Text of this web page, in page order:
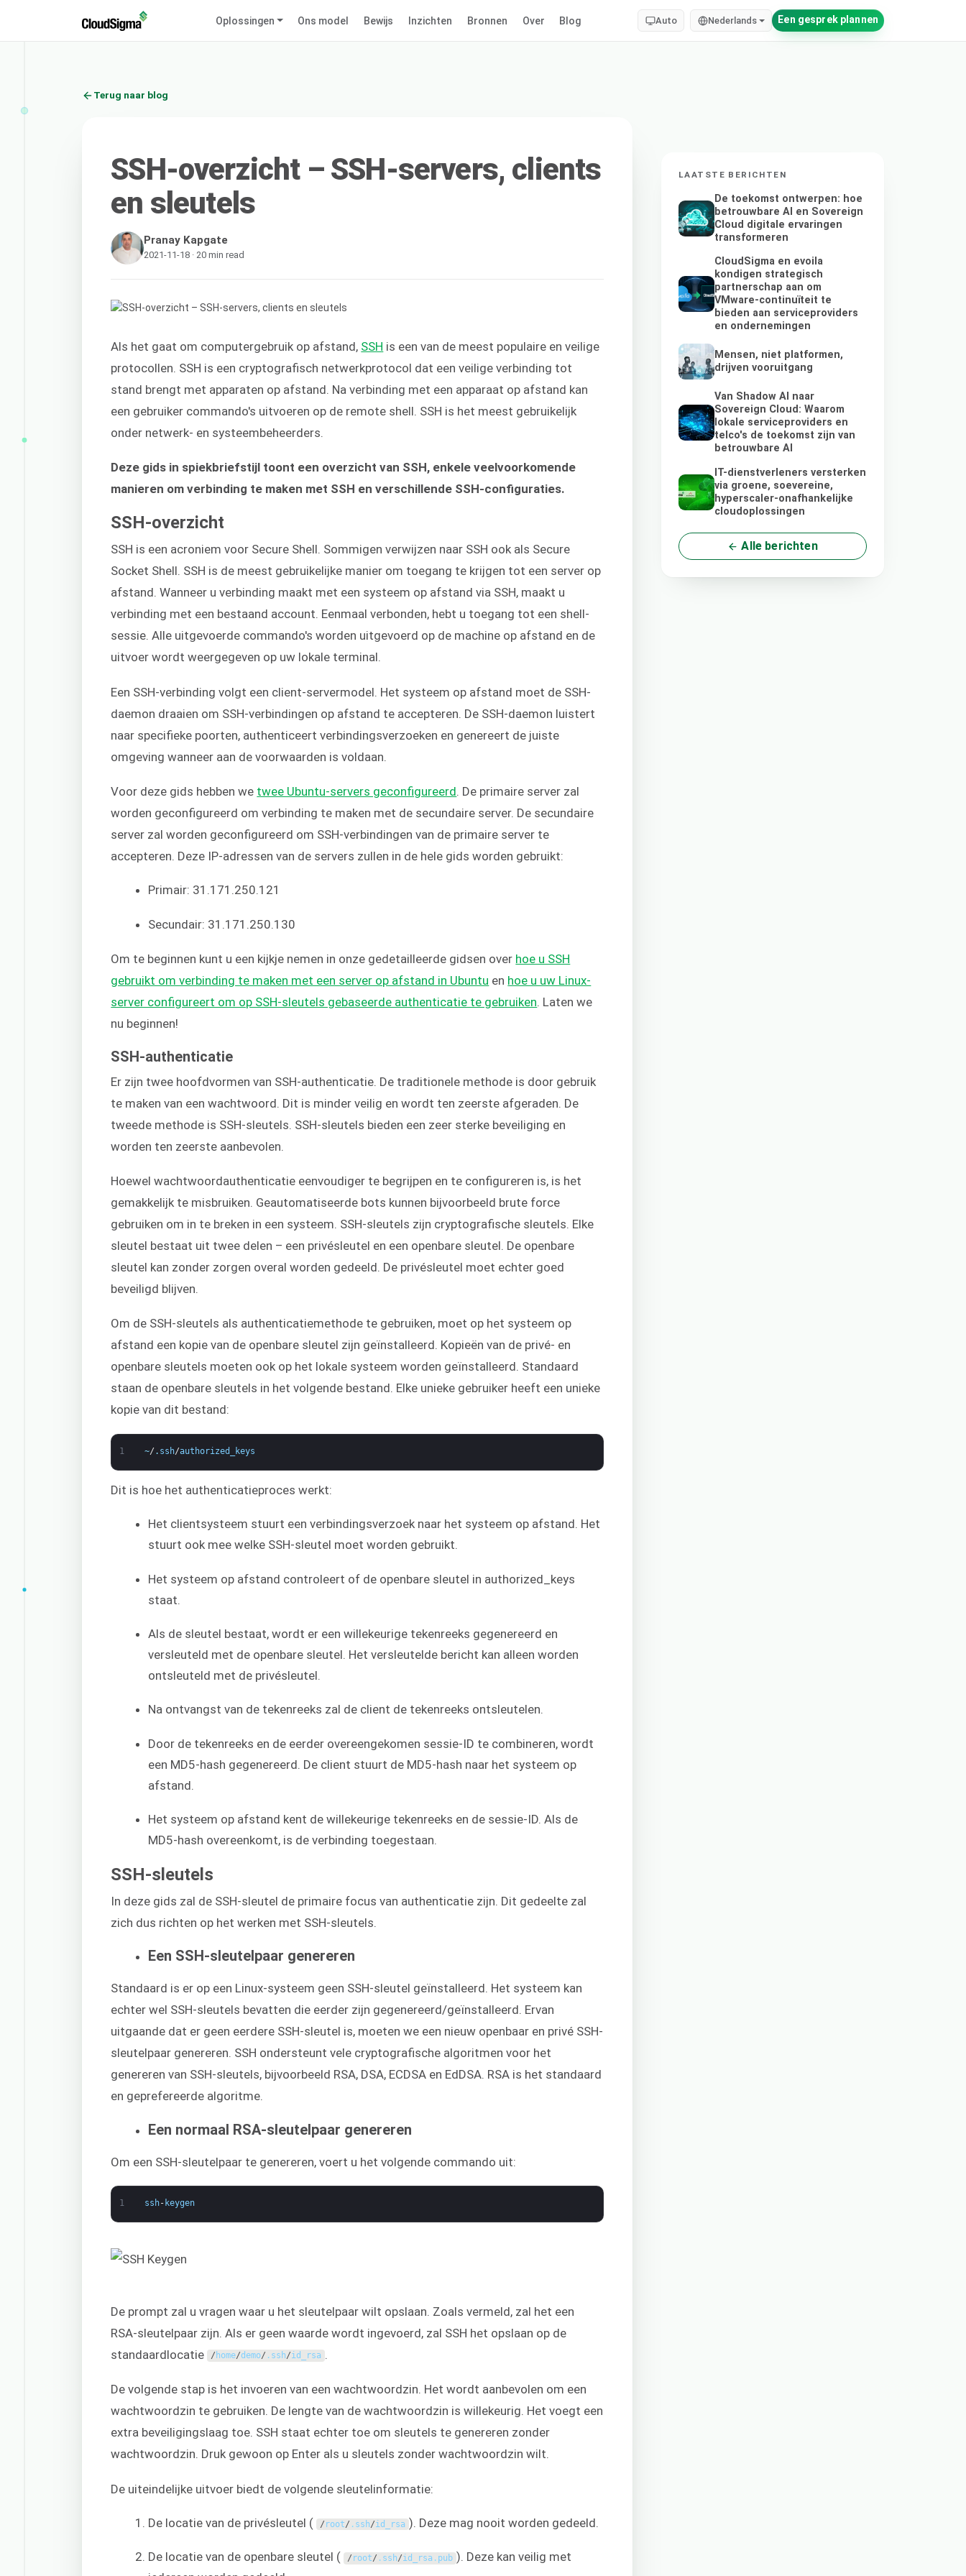
Oplossingen Ons model Bewijs Inzichten Bronnen Over Blog Auto Nederlands Een gesprek plannen
Terug naar blog
SSH-overzicht – SSH-servers, clients
en sleutels
Pranay Kapgate
2021-11-18 · 20 min read
Als het gaat om computergebruik op afstand, SSH is een van de meest populaire en veilige
protocollen. SSH is een cryptografisch netwerkprotocol dat een veilige verbinding tot
stand brengt met apparaten op afstand. Na verbinding met een apparaat op afstand kan
een gebruiker commando's uitvoeren op de remote shell. SSH is het meest gebruikelijk
onder netwerk- en systeembeheerders.
Deze gids in spiekbriefstijl toont een overzicht van SSH, enkele veelvoorkomende
manieren om verbinding te maken met SSH en verschillende SSH-configuraties.
SSH-overzicht
SSH is een acroniem voor Secure Shell. Sommigen verwijzen naar SSH ook als Secure
Socket Shell. SSH is de meest gebruikelijke manier om toegang te krijgen tot een server op
afstand. Wanneer u verbinding maakt met een systeem op afstand via SSH, maakt u
verbinding met een bestaand account. Eenmaal verbonden, hebt u toegang tot een shell-
sessie. Alle uitgevoerde commando's worden uitgevoerd op de machine op afstand en de
uitvoer wordt weergegeven op uw lokale terminal.
Een SSH-verbinding volgt een client-servermodel. Het systeem op afstand moet de SSH-
daemon draaien om SSH-verbindingen op afstand te accepteren. De SSH-daemon luistert
naar specifieke poorten, authenticeert verbindingsverzoeken en genereert de juiste
omgeving wanneer aan de voorwaarden is voldaan.
Voor deze gids hebben we twee Ubuntu-servers geconfigureerd. De primaire server zal
worden geconfigureerd om verbinding te maken met de secundaire server. De secundaire
server zal worden geconfigureerd om SSH-verbindingen van de primaire server te
accepteren. Deze IP-adressen van de servers zullen in de hele gids worden gebruikt:
Primair: 31.171.250.121
Secundair: 31.171.250.130
Om te beginnen kunt u een kijkje nemen in onze gedetailleerde gidsen over hoe u SSH
gebruikt om verbinding te maken met een server op afstand in Ubuntu en hoe u uw Linux-
server configureert om op SSH-sleutels gebaseerde authenticatie te gebruiken. Laten we
nu beginnen!
SSH-authenticatie
Er zijn twee hoofdvormen van SSH-authenticatie. De traditionele methode is door gebruik
te maken van een wachtwoord. Dit is minder veilig en wordt ten zeerste afgeraden. De
tweede methode is SSH-sleutels. SSH-sleutels bieden een zeer sterke beveiliging en
worden ten zeerste aanbevolen.
Hoewel wachtwoordauthenticatie eenvoudiger te begrijpen en te configureren is, is het
gemakkelijk te misbruiken. Geautomatiseerde bots kunnen bijvoorbeeld brute force
gebruiken om in te breken in een systeem. SSH-sleutels zijn cryptografische sleutels. Elke
sleutel bestaat uit twee delen – een privésleutel en een openbare sleutel. De openbare
sleutel kan zonder zorgen overal worden gedeeld. De privésleutel moet echter goed
beveiligd blijven.
Om de SSH-sleutels als authenticatiemethode te gebruiken, moet op het systeem op
afstand een kopie van de openbare sleutel zijn geïnstalleerd. Kopieën van de privé- en
openbare sleutels moeten ook op het lokale systeem worden geïnstalleerd. Standaard
staan de openbare sleutels in het volgende bestand. Elke unieke gebruiker heeft een unieke
kopie van dit bestand:
1 ~/ . ssh/authorized_keys
Dit is hoe het authenticatieproces werkt:
Het clientsysteem stuurt een verbindingsverzoek naar het systeem op afstand. Het
stuurt ook mee welke SSH-sleutel moet worden gebruikt.
Het systeem op afstand controleert of de openbare sleutel in authorized_keys
staat.
Als de sleutel bestaat, wordt er een willekeurige tekenreeks gegenereerd en
versleuteld met de openbare sleutel. Het versleutelde bericht kan alleen worden
ontsleuteld met de privésleutel.
Na ontvangst van de tekenreeks zal de client de tekenreeks ontsleutelen.
Door de tekenreeks en de eerder overeengekomen sessie-ID te combineren, wordt
een MD5-hash gegenereerd. De client stuurt de MD5-hash naar het systeem op
afstand.
Het systeem op afstand kent de willekeurige tekenreeks en de sessie-ID. Als de
MD5-hash overeenkomt, is de verbinding toegestaan.
SSH-sleutels
In deze gids zal de SSH-sleutel de primaire focus van authenticatie zijn. Dit gedeelte zal
zich dus richten op het werken met SSH-sleutels.
Een SSH-sleutelpaar genereren
Standaard is er op een Linux-systeem geen SSH-sleutel geïnstalleerd. Het systeem kan
echter wel SSH-sleutels bevatten die eerder zijn gegenereerd/geïnstalleerd. Ervan
uitgaande dat er geen eerdere SSH-sleutel is, moeten we een nieuw openbaar en privé SSH-
sleutelpaar genereren. SSH ondersteunt vele cryptografische algoritmen voor het
genereren van SSH-sleutels, bijvoorbeeld RSA, DSA, ECDSA en EdDSA. RSA is het standaard
en geprefereerde algoritme.
Een normaal RSA-sleutelpaar genereren
Om een SSH-sleutelpaar te genereren, voert u het volgende commando uit:
1 ssh- keygen
De prompt zal u vragen waar u het sleutelpaar wilt opslaan. Zoals vermeld, zal het een
RSA-sleutelpaar zijn. Als er geen waarde wordt ingevoerd, zal SSH het opslaan op de
standaardlocatie /home/demo/ . ssh/id_rsa .
De volgende stap is het invoeren van een wachtwoordzin. Het wordt aanbevolen om een
wachtwoordzin te gebruiken. De lengte van de wachtwoordzin is willekeurig. Het voegt een
extra beveiligingslaag toe. SSH staat echter toe om sleutels te genereren zonder
wachtwoordzin. Druk gewoon op Enter als u sleutels zonder wachtwoordzin wilt.
De uiteindelijke uitvoer biedt de volgende sleutelinformatie:
De locatie van de privésleutel ( / root/ . ssh/id_rsa ). Deze mag nooit worden gedeeld.
De locatie van de openbare sleutel ( / root/ . ssh/id_rsa . pub ). Deze kan veilig met
LAATSTE BERICHTEN
De toekomst ontwerpen: hoe
betrouwbare AI en Sovereign
Cloud digitale ervaringen
transformeren
CloudSigma en evoila
kondigen strategisch
partnerschap aan om
VMware-continuïteit te
bieden aan serviceproviders
en ondernemingen
Mensen, niet platformen,
drijven vooruitgang
Van Shadow AI naar
Sovereign Cloud: Waarom
lokale serviceproviders en
telco's de toekomst zijn van
betrouwbare AI
IT-dienstverleners versterken
via groene, soevereine,
hyperscaler-onafhankelijke
cloudoplossingen
Alle berichten